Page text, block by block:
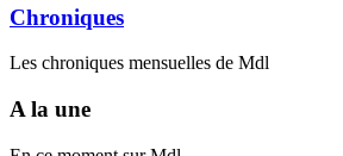
Chroniques
Les chroniques mensuelles de Mdl
A la une